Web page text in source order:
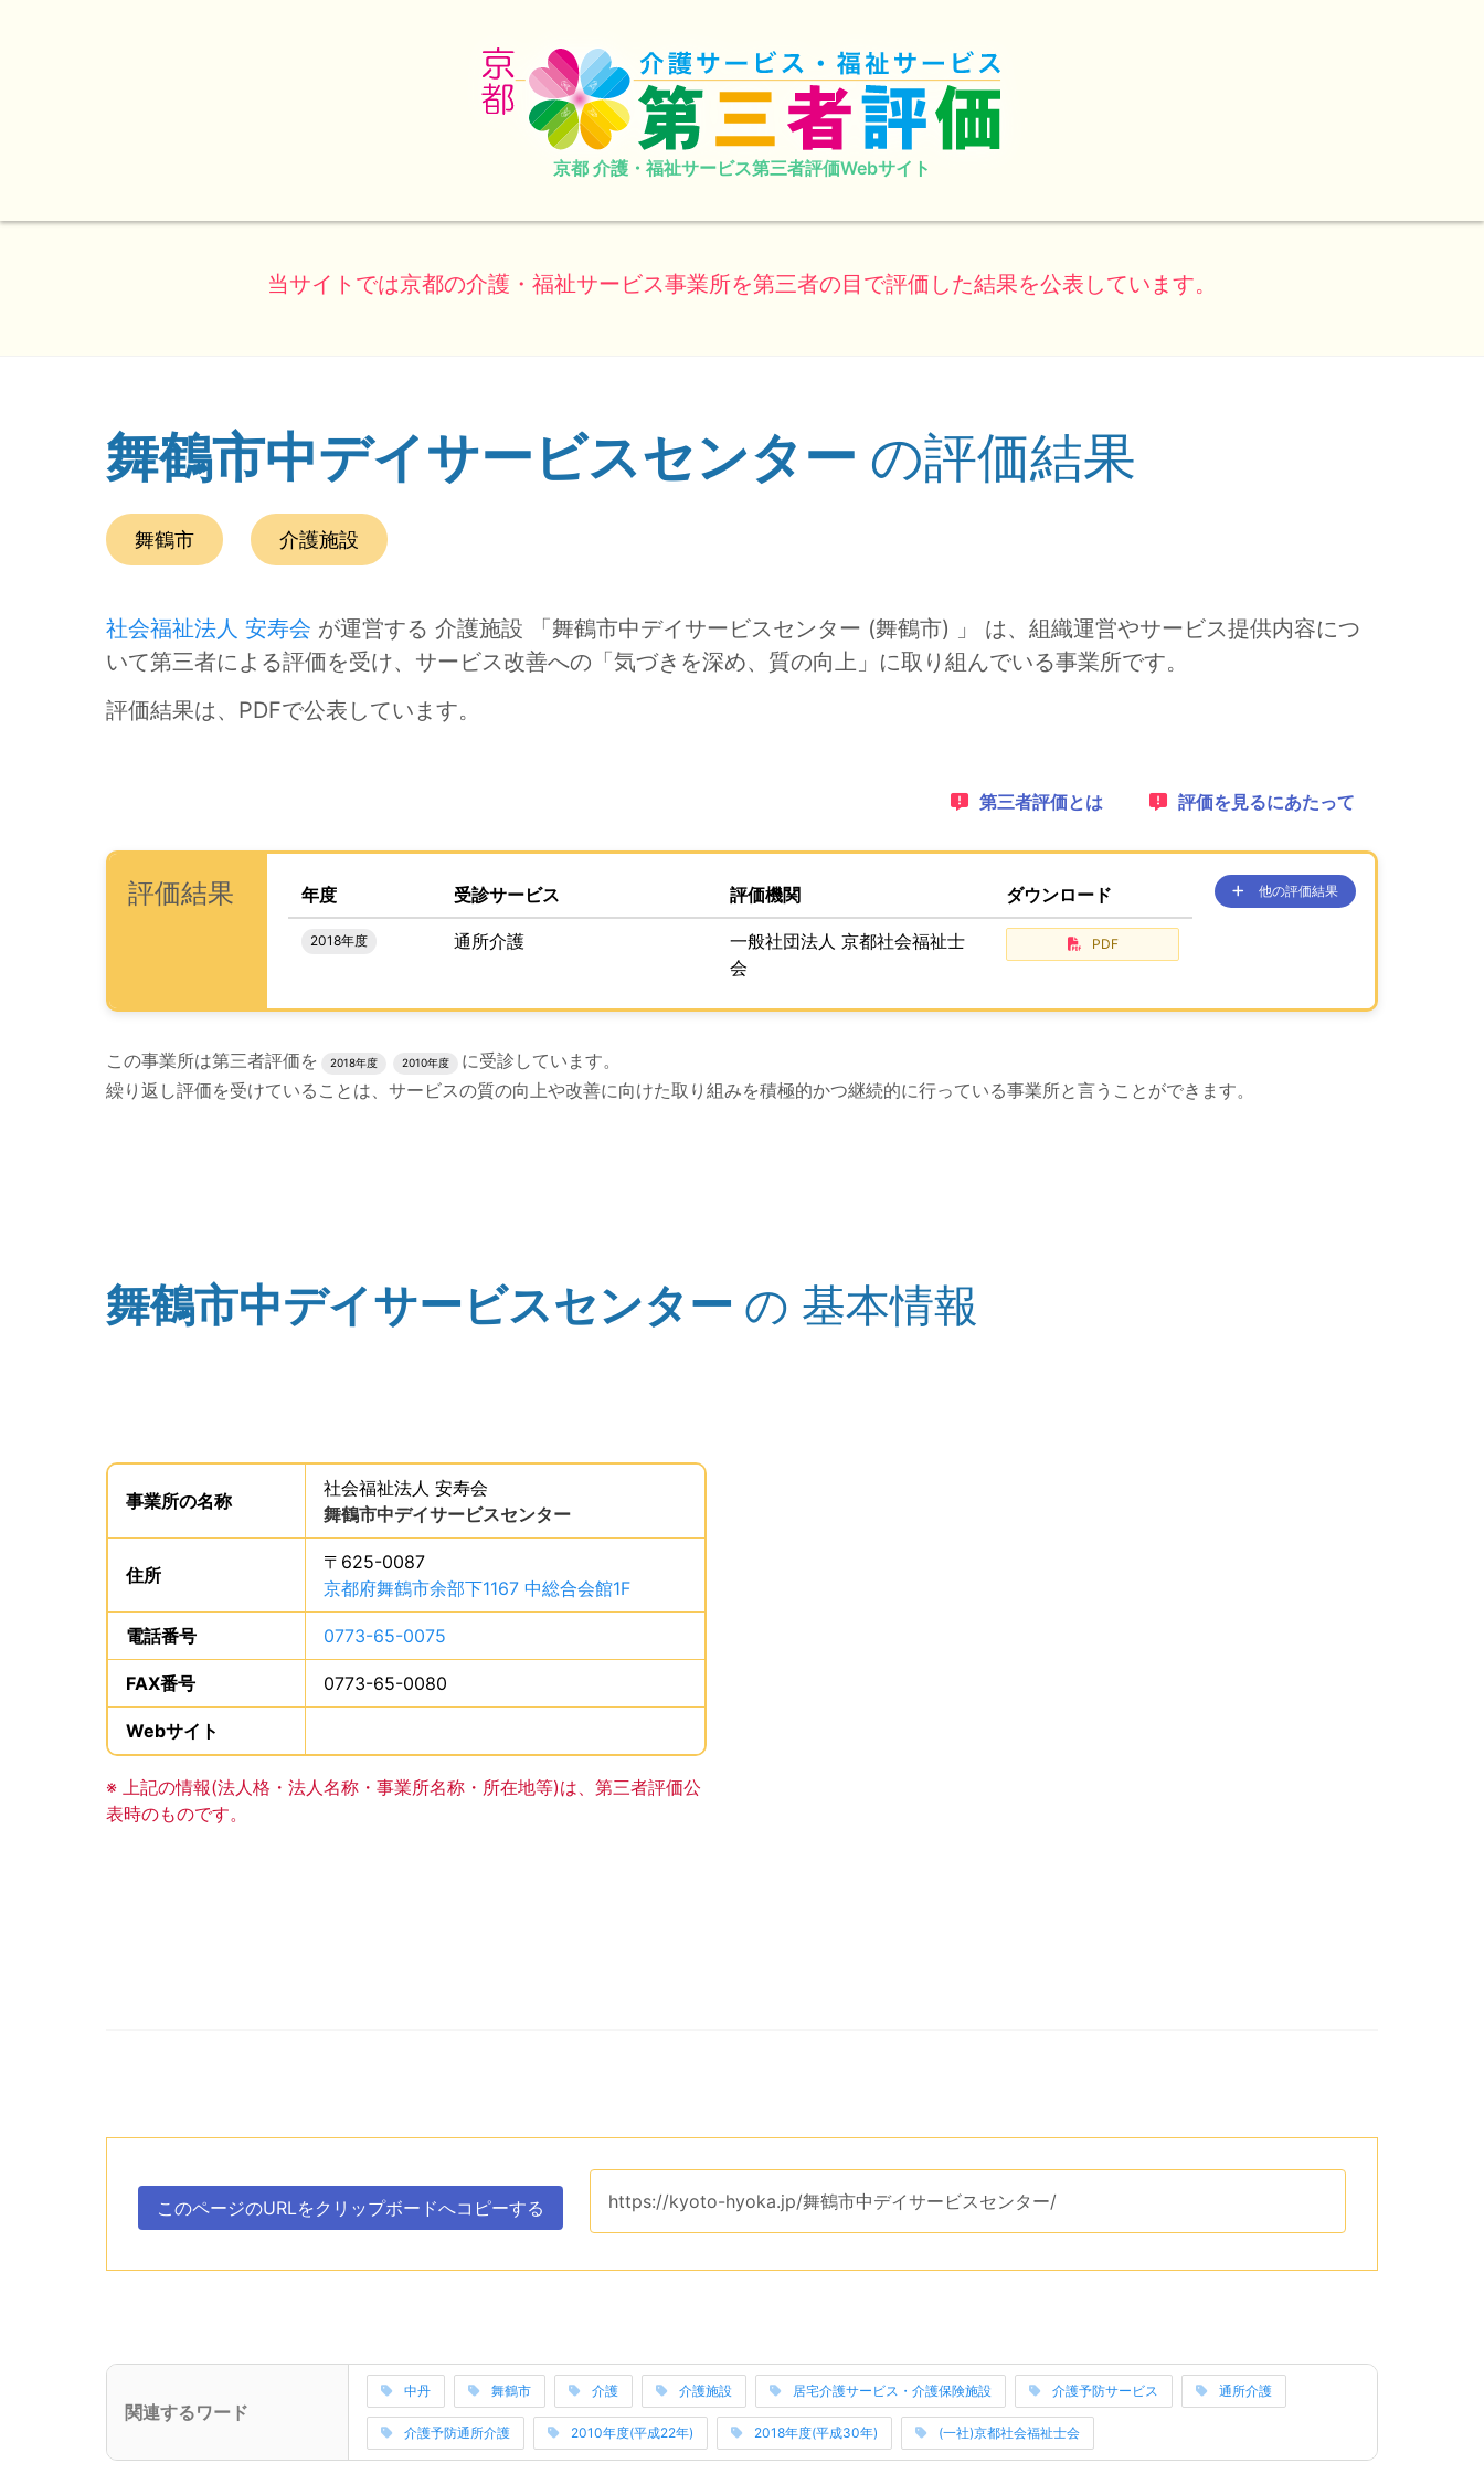
京都 介護・福祉サービス第三者評価Webサイト
当サイトでは京都の介護・福祉サービス事業所を第三者の目で評価した結果を公表しています。
(ページのタイトル)
舞鶴市中デイサービスセンター の評価結果
この事業所の所在エリアは、
舞鶴市
です。
種別は
介護施設
社会福祉法人 安寿会 が運営する 介護施設 「舞鶴市中デイサービスセンター (舞鶴市) 」 は、組織運営やサービス提供内容につ
いて第三者による評価を受け、サービス改善への「気づきを深め、質の向上」に取り組んでいる事業所です。
評価結果は、PDFで公表しています。
1：
第三者評価とは 2：
評価を見るにあたって
ナビゲーションリンクの読み上げは以上です。
次は事業所評価を公表するためのエリアです。
(タイトル)
評価結果 、この事業所の評価結果をPDFでダウンロードすることができます。
年度 受診サービス 評価機関 ダウンロード
2018年度 通所介護
一般社団法人 京都社会福祉士
会
PDF
、ここに過去の公表コンテンツ
他の評価結果
が、あります。
評価結果のPDFでのダウンロードエリアの読み上げは以上です。
この事業所は第三者評価を 2018年度 2010年度
に受診しています。
繰り返し評価を受けていることは、サービスの質の向上や改善に向けた取り組みを積極的かつ継続的に行っている事業所と言うことができます。
(タイトル)
舞鶴市中デイサービスセンター の 基本情報
事業所の基礎データを読み上げます。
事業所の名称は、
社会福祉法人 安寿会
舞鶴市中デイサービスセンター
住所
〒625-0087
京都府舞鶴市余部下1167 中総合会館1F
電話番号 0773-65-0075
FAX番号 0773-65-0080
Webサイト
事業所の基礎データの読み上げは以上です。
※ 上記の情報(法人格・法人名称・事業所名称・所在地等)は、第三者評価公
表時のものです。
次のコンテンツはこのページのURLを、クリップボードへコピーするためのユーティリティエリアです。クリップボードへコピーするためのボタンがあります。
ボタン、
このページのURLをクリップボードへコピーする
。
このページのURLは、
https://kyoto-hyoka.jp/舞鶴市中デイサービスセンター/
次のコンテンツはこの事業所に関連するワードを表示するエリアです。関連ワードそれぞれは当サイトのカテゴリーのリンクになっています。
(サブタイトル)
関連するワード
中丹 舞鶴市 介護 介護施設 居宅介護サービス・介護保険施設 介護予防サービス 通所介護
介護予防通所介護 2010年度(平成22年) 2018年度(平成30年) (一社)京都社会福祉士会
関連ワードの読み上げは以上です。